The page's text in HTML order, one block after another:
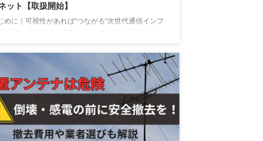
ット【取扱開始】
めに｜可視性があれば“つながる”次世代通信インフ
が提供するポータブル型衛星インターネット端
Starlink Mini」が、ついに法人契約にも対応。これ
り、BCP（事業継続計画）や災害支援、建設現場な
の“確実な通信”を実現する新たな選択肢が誕生しま
。 本記事では、Starlink Miniの仕様、料金体系、通
質、設置手順、他モデルとの比較、導入事例まで、
利用に必要な情報を ...